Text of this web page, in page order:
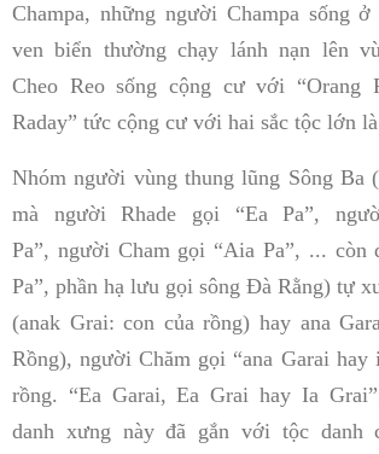
Champa, những người Champa sống
ven biển thường chạy lánh nạn lên
Cheo Reo sống cộng cư với “Orang
Raday” tức cộng cư với hai sắc tộc lớn
Nhóm người vùng thung lũng Sông Ba
mà người Rhade gọi “Ea Pa”,
Pa”, người Cham gọi “Aia Pa”, ... còn
Pa”, phần hạ lưu gọi sông Đà Rằng) tự
(anak Grai: con của rồng) hay ana
Rồng), người Chăm gọi “ana Garai hay
rồng. “Ea Garai, Ea Grai hay Ia
danh xưng này đã gắn với tộc danh